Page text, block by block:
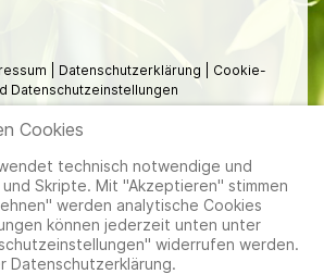
Datenschutzerklärung
Cookie-
Datenschutzeinstellungen
Cookies
technisch notwendige und
Skripte. Mit "Akzeptieren" stimmen
werden analytische Cookies
können jederzeit unten unter
widerrufen werden.
Datenschutzerklärung.